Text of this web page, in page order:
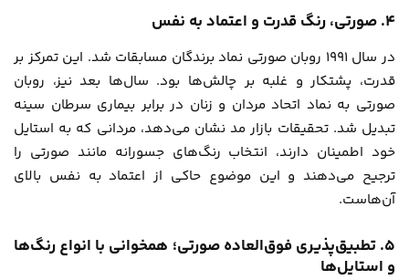
4. صورتی، رنگ قدرت و اعتماد به نفس
در سال 1991 روبان صورتی نماد برندگان مسابقات شد. این تمرکز بر
قدرت، پشتکار و غلبه بر چالش‌ها بود. سال‌ها بعد نیز، روبان
صورتی به نماد اتحاد مردان و زنان در برابر بیماری سرطان سینه
تبدیل شد. تحقیقات بازار مد نشان می‌دهد، مردانی که به استایل
خود اطمینان دارند، انتخاب رنگ‌های جسورانه مانند صورتی را
ترجیح می‌دهند و این موضوع حاکی از اعتماد به نفس بالای
آن‌هاست.
5. تطبیق‌پذیری فوق‌العاده صورتی؛ همخوانی با انواع رنگ‌ها
و استایل‌ها